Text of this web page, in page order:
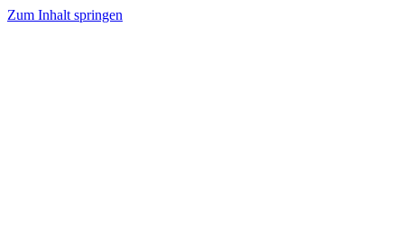
Zum Inhalt springen